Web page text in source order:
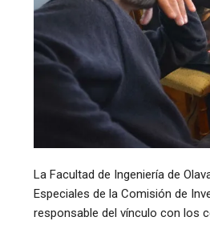
La Facultad de Ingeniería de
Especiales de la Comisión de
responsable del vínculo con los